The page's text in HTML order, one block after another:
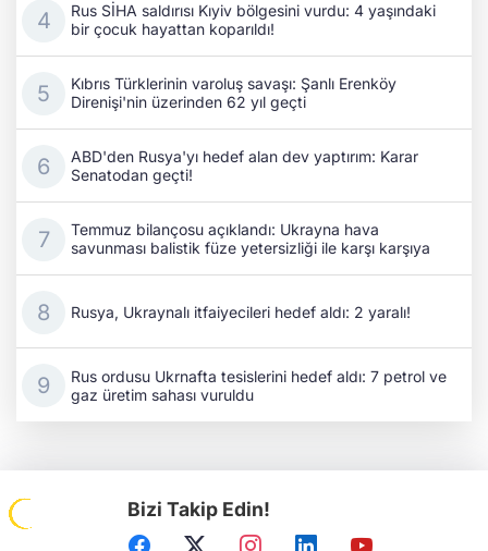
Rus SİHA saldırısı Kıyiv bölgesini vurdu: 4 yaşındaki
bir çocuk hayattan koparıldı!
Kıbrıs Türklerinin varoluş savaşı: Şanlı Erenköy
Direnişi'nin üzerinden 62 yıl geçti
ABD'den Rusya'yı hedef alan dev yaptırım: Karar
Senatodan geçti!
Temmuz bilançosu açıklandı: Ukrayna hava
savunması balistik füze yetersizliği ile karşı karşıya
Rusya, Ukraynalı itfaiyecileri hedef aldı: 2 yaralı!
Rus ordusu Ukrnafta tesislerini hedef aldı: 7 petrol ve
gaz üretim sahası vuruldu
Bizi Takip Edin!